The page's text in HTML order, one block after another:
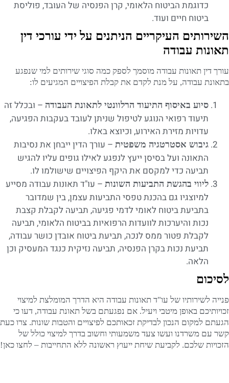
כדוגמת הביטוח הלאומי, קרן הפנסיה של העובד, פוליסת
ביטוח חיים ועוד.
השירותים העיקריים הניתנים על ידי עורכי דין
תאונות עבודה
עורך דין תאונות עבודה מוסמך לספק כמה סוגי שירותים למי שנפגע
בתאונת עבודה, על מנת לקדם את קבלת הפיצויים המגיעים לו:
סיוע באיסוף התיעוד הרלוונטי לתאונת העבודה – ובכלל זה
תיעוד רפואי הנוגע לטיפול שניתן לעובד בעקבות הפגיעה,
עדויות מזירת האירוע, וכיוצא באלו.
גיבוש אסטרטגיה משפטית – עורך הדין ייבחן את נסיבות
התאונה ועל בסיסן ייעץ לנפגע לאילו גופים עליו להגיש
תביעה כדי למקסם את היקף הפיצויים שישולמו לו.
ליווי בהגשת התביעות השונות – עו"ד תאונות עבודה מסייע
למיוצגיו גם בהכנת טפסי התביעות עצמן, בין שמדובר
בתביעת ביטוח לאומי לדמי פגיעה, תביעה לקבלת קצבת
נכות והיערכות לוועדות הרפואיות בביטוח הלאומי, תביעה
לקבלת פטור ממס לנכה, תביעת ביטוח אובדן כושר עבודה,
תביעת נכות בקרן הפנסיה, תביעה נזיקית כנגד המעסיק וכן
הלאה.
לסיכום
פנייה לשירותיו של עו"ד תאונות עבודה היא הדרך המומלצת למיצוי
זכויותיכם באופן מיטבי ויעיל. אם נפגעתם בשל תאונת עבודה, דעו כי
הגעתם למקום הנכון לבדיקת זכאותכם לפיצויים והטבות שונות. צרו כעת
קשר עם משרדנו ועשו צעד משמעותי וחשוב בדרך למיצוי כולל של
הזכויות שלכם. לקביעת שיחת ייעוץ ראשונה ללא התחייבות – לחצו כאן!